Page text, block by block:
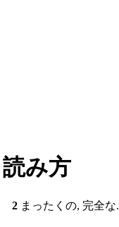
み方
. 2 まったくの, 完全な.